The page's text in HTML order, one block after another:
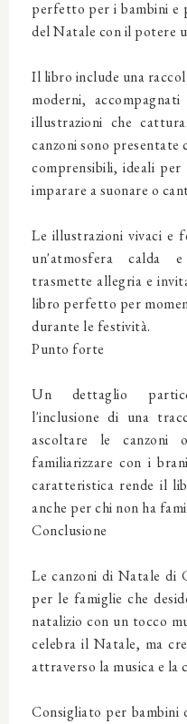
perfetto per i bambini e
del Natale con il potere
Il libro include una
moderni,
illustrazioni che
canzoni sono
comprensibili, ideali
imparare a suonare o
Le illustrazioni vivaci e
un'atmosfera calda
trasmette allegria e
libro perfetto per
durante le festività.
Punto forte
Un dettaglio
l'inclusione di una
ascoltare le canzoni
familiarizzare con i
caratteristica rende il
anche per chi non ha
Conclusione
Le canzoni di Natale di
per le famiglie che
natalizio con un tocco
celebra il Natale, ma
attraverso la musica e la
Consigliato per bambini